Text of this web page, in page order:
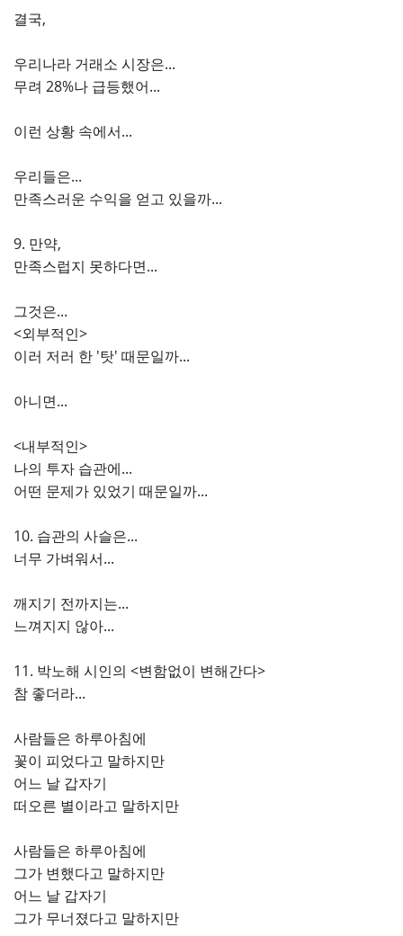
결국,
우리나라 거래소 시장은...
무려 28%나 급등했어...
이런 상황 속에서...
우리들은...
만족스러운 수익을 얻고 있을까...
9. 만약,
만족스럽지 못하다면...
그것은...
<외부적인>
이러 저러 한 '탓' 때문일까...
아니면...
<내부적인>
나의 투자 습관에...
어떤 문제가 있었기 때문일까...
10. 습관의 사슬은...
너무 가벼워서...
깨지기 전까지는...
느껴지지 않아...
11. 박노해 시인의 <변함없이 변해간다>
참 좋더라...
사람들은 하루아침에
꽃이 피었다고 말하지만
어느 날 갑자기
떠오른 별이라고 말하지만
사람들은 하루아침에
그가 변했다고 말하지만
어느 날 갑자기
그가 무너졌다고 말하지만